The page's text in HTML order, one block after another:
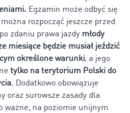
Egzamin może odbyć się
rozpocząć jeszcze przed
zdaniu prawa jazdy młody
miesiące będzie musiał jeździć
określone warunki, a jego
tylko na terytorium Polski do
. Dodatkowo obowiązuje
oraz surowsze zasady dla
ważne, na poziomie unijnym